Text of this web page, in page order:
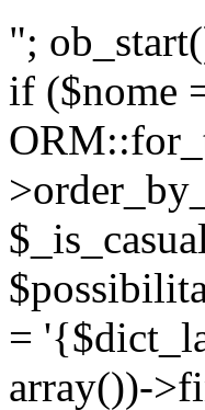
";
if ($nome
=
array())-